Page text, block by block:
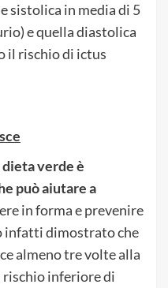
sistolica in media di 5
e quella diastolica
il rischio di ictus
verde è
può aiutare a
in forma e prevenire
infatti dimostrato che
almeno tre volte alla
inferiore di